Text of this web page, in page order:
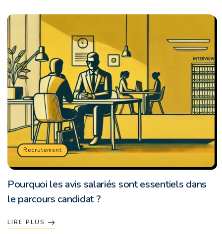
Recrutement
Pourquoi les avis salariés sont essentiels dans
le parcours candidat ?
LIRE PLUS